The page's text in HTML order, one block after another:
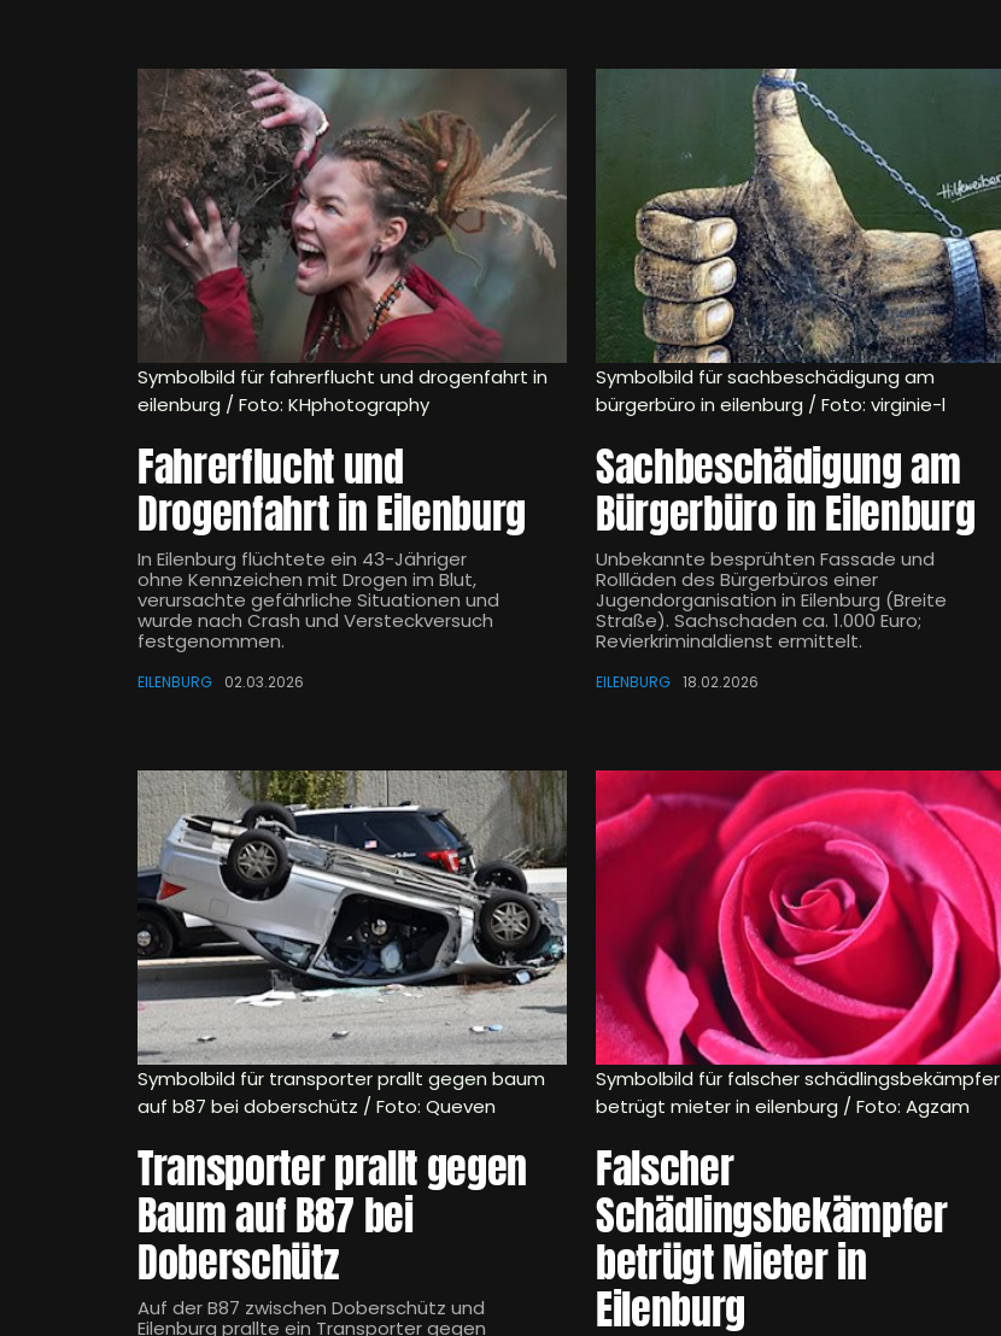
Symbolbild für fahrerflucht und drogenfahrt in
eilenburg / Foto: KHphotography
Fahrerflucht und
Drogenfahrt in Eilenburg
In Eilenburg flüchtete ein 43-Jähriger
ohne Kennzeichen mit Drogen im Blut,
verursachte gefährliche Situationen und
wurde nach Crash und Versteckversuch
festgenommen.
EILENBURG 02.03.2026
Symbolbild für sachbeschädigung am
bürgerbüro in eilenburg / Foto: virginie-l
Sachbeschädigung am
Bürgerbüro in Eilenburg
Unbekannte besprühten Fassade und
Rollläden des Bürgerbüros einer
Jugendorganisation in Eilenburg (Breite
Straße). Sachschaden ca. 1.000 Euro;
Revierkriminaldienst ermittelt.
EILENBURG 18.02.2026
Symbolbild für transporter prallt gegen baum
auf b87 bei doberschütz / Foto: Queven
Transporter prallt gegen
Baum auf B87 bei
Doberschütz
Auf der B87 zwischen Doberschütz und
Eilenburg prallte ein Transporter gegen
Symbolbild für falscher schädlingsbekämpfer
betrügt mieter in eilenburg / Foto: Agzam
Falscher
Schädlingsbekämpfer
betrügt Mieter in
Eilenburg